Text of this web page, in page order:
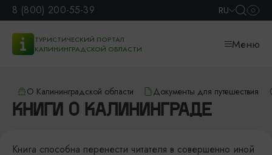
8 (800) 200-55-39 RU
ТУРИСТИЧЕСКИЙ ПОРТАЛ
КАЛИНИНГРАДСКОЙ ОБЛАСТИ
Меню
О Калининградской области Документы для путешествия
КНИГИ О КАЛИНИНГРАДЕ
Книга способна перенести читателя в совершенно иной